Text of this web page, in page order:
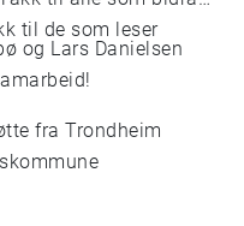
til de som leser
og Lars Danielsen
fra Trondheim